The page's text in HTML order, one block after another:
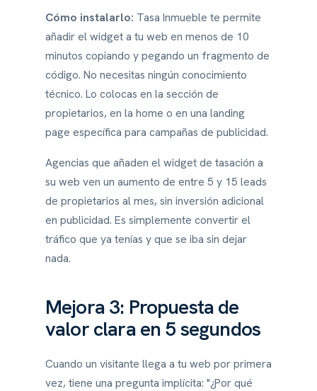
Cómo instalarlo: Tasa Inmueble te permite
añadir el widget a tu web en menos de 10
minutos copiando y pegando un fragmento de
código. No necesitas ningún conocimiento
técnico. Lo colocas en la sección de
propietarios, en la home o en una landing
page específica para campañas de publicidad.
Agencias que añaden el widget de tasación a
su web ven un aumento de entre 5 y 15 leads
de propietarios al mes, sin inversión adicional
en publicidad. Es simplemente convertir el
tráfico que ya tenías y que se iba sin dejar
nada.
Mejora 3: Propuesta de
valor clara en 5 segundos
Cuando un visitante llega a tu web por primera
vez, tiene una pregunta implícita: "¿Por qué